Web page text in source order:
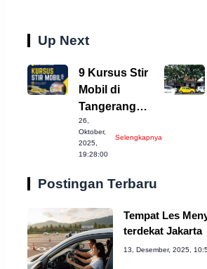
Up Next
9 Kursus Stir
Mobil di
Tangerang
Selatan yang
Wajib Anda
Coba!
26,
Oktober,
2025,
19:28:00
Selengkapnya
Postingan Terbaru
Tempat Les
terdekat Jakarta
13, Desember, 2025,